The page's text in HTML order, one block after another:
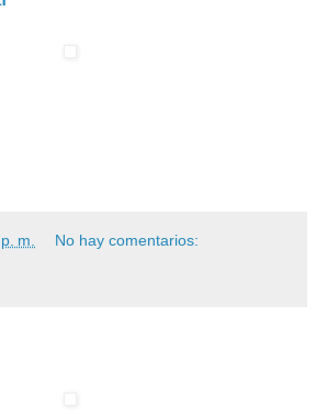
m. No hay comentarios: